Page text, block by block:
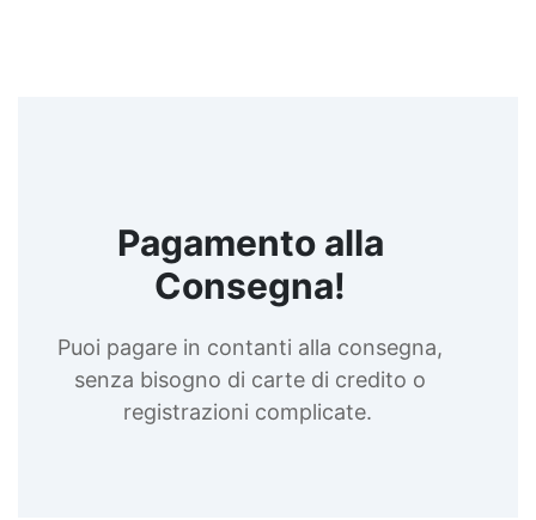
Pagamento alla
Consegna!
Puoi pagare in contanti alla consegna,
senza bisogno di carte di credito o
registrazioni complicate.